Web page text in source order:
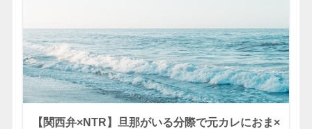
【関西弁×NTR】旦那がいる分際で元カレにおま×